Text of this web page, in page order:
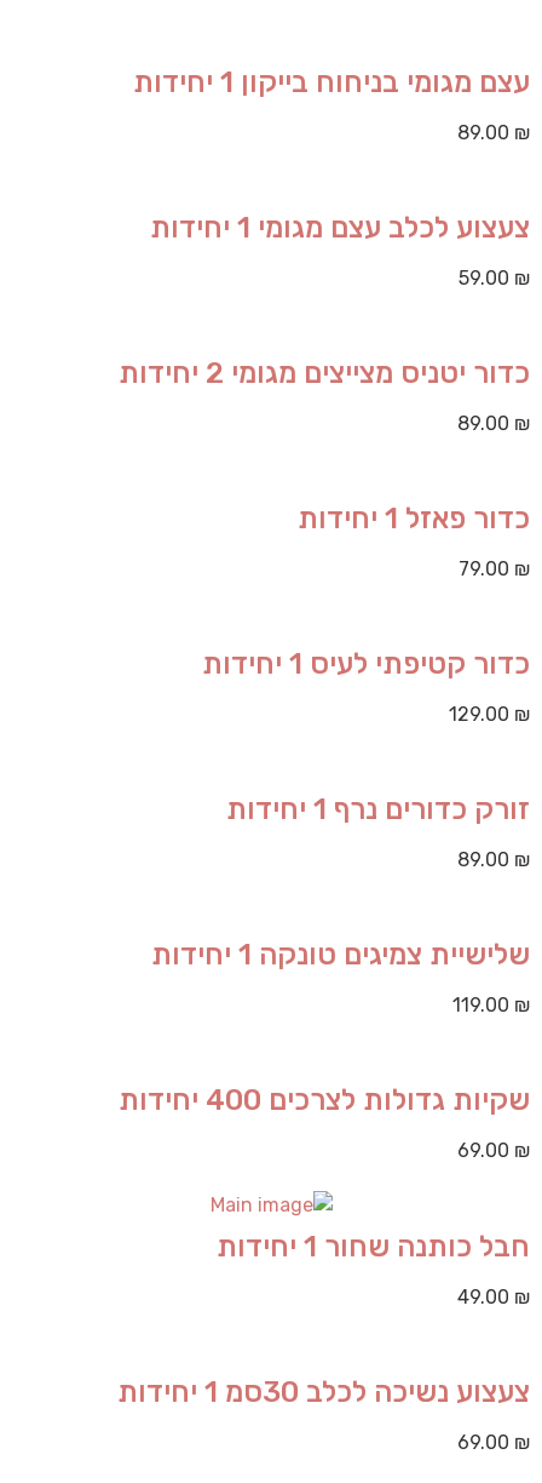
עצם מגומי בניחוח בייקון 1 יחידות
89.00 ₪
צעצוע לכלב עצם מגומי 1 יחידות
59.00 ₪
כדור יטניס מצייצים מגומי 2 יחידות
89.00 ₪
כדור פאזל 1 יחידות
79.00 ₪
כדור קטיפתי לעיס 1 יחידות
129.00 ₪
זורק כדורים נרף 1 יחידות
89.00 ₪
שלישיית צמיגים טונקה 1 יחידות
119.00 ₪
שקיות גדולות לצרכים 400 יחידות
69.00 ₪
חבל כותנה שחור 1 יחידות
49.00 ₪
צעצוע נשיכה לכלב 30סמ 1 יחידות
69.00 ₪